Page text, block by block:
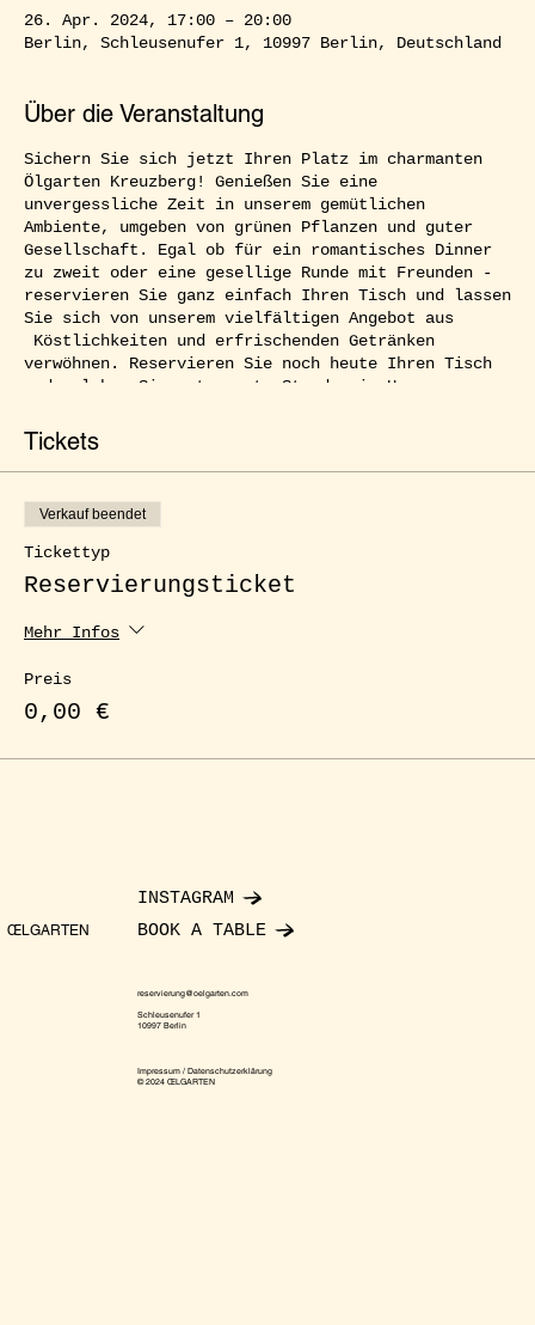
26. Apr. 2024, 17:00 – 20:00
Berlin, Schleusenufer 1, 10997 Berlin, Deutschland
Über die Veranstaltung
Sichern Sie sich jetzt Ihren Platz im charmanten
Ölgarten Kreuzberg! Genießen Sie eine
unvergessliche Zeit in unserem gemütlichen
Ambiente, umgeben von grünen Pflanzen und guter
Gesellschaft. Egal ob für ein romantisches Dinner
zu zweit oder eine gesellige Runde mit Freunden -
reservieren Sie ganz einfach Ihren Tisch und lassen
Sie sich von unserem vielfältigen Angebot aus
Köstlichkeiten und erfrischenden Getränken
verwöhnen. Reservieren Sie noch heute Ihren Tisch
und erleben Sie entspannte Stunden im Herzen von
Tickets
Verkauf beendet
Tickettyp
Reservierungsticket
Mehr Infos
Preis
0,00 €
ŒLGARTEN
INSTAGRAM
BOOK A TABLE
reservierung@oelgarten.com
Schleusenufer 1
10997 Berlin
Impressum / Datenschutzerklärung
© 2024 ŒLGARTEN